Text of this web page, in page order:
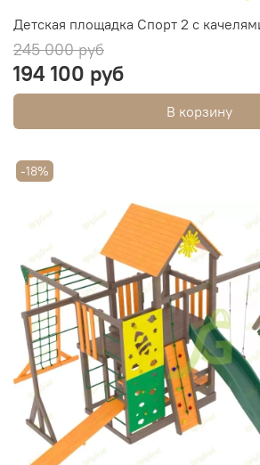
Детская площадка Спорт 2 с
245 000 руб
194 100 руб
В корзину
-18%